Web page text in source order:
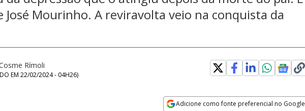
José Mourinho. A reviravolta veio na conquista da
Rímoli
EM 22/02/2024 - 04H26)
Adicione como fonte preferencial no Google